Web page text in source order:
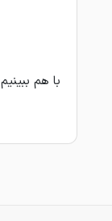
با هم